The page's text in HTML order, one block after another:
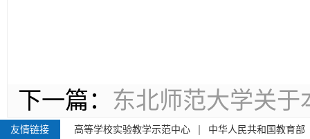
下一篇： 东北师范大学关
友情链接 高等学校实验教学示范中心
中华人民共和国教育部